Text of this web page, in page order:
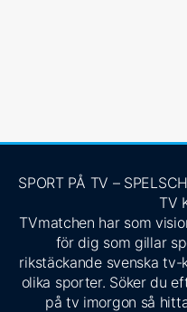
SPORT PÅ TV –
TV
TVmatchen har som
för dig som gillar
rikstäckande svenska tv-
olika sporter. Söker du
på tv imorgon så